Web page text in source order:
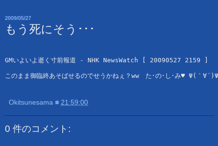
2009/05/27
もう死にそう･･･
GMいよいよ逝く寸前報道 - NHK NewsWatch [ 20090527 2159 ]
このまま御臨終あそばせるのでせうかねぇ？ww　た･の･し･み♥ Ψ(｀∀´)Ψ
Okitsunesama ■ 21:59:00
0 件のコメント: